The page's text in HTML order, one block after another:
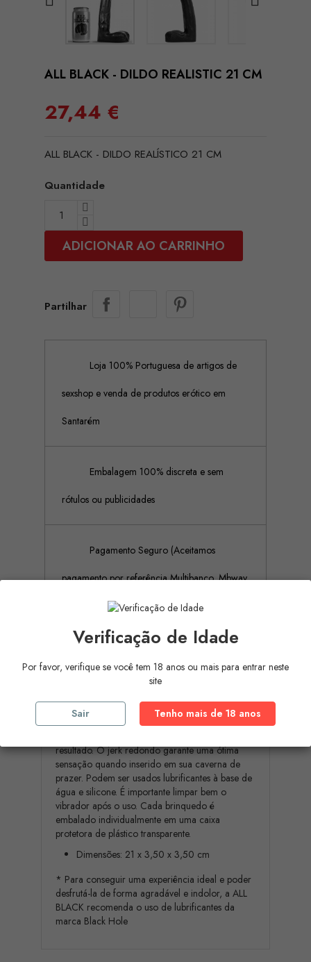
ALL BLACK - DILDO REALISTIC 21 CM
27,44 €
ALL BLACK - DILDO REALÍSTICO 21 CM
Quantidade
ADICIONAR AO CARRINHO
Partilhar
Loja 100% Portuguesa de artigos de
sexshop e venda de produtos erótico em
Santarém
Embalagem 100% discreta e sem
rótulos ou publicidades
Pagamento Seguro (Aceitamos
pagamento por referência Multibanco, Mbway
e cartões de crédito)
Descrição Detalhes do produto
Este vibrador All Black tem um design realista em
combinação com uma textura especial que
resultado. O jerk redondo garante uma ótima
sensação quando inserido em sua caverna de
prazer. Podem ser usados lubrificantes à base de
água e silicone. É importante limpar bem o
vibrador após o uso. Cada brinquedo é
embalado individualmente em uma caixa
protetora de plástico transparente.
Dimensões: 21 x 3,50 x 3,50 cm
* Para conseguir uma experiência ideal e poder
desfrutá-la de forma agradável e indolor, a ALL
BLACK recomenda o uso de lubrificantes da
marca Black Hole
Verificação de Idade
Por favor, verifique se você tem 18 anos ou mais para entrar neste
site
Sair Tenho mais de 18 anos